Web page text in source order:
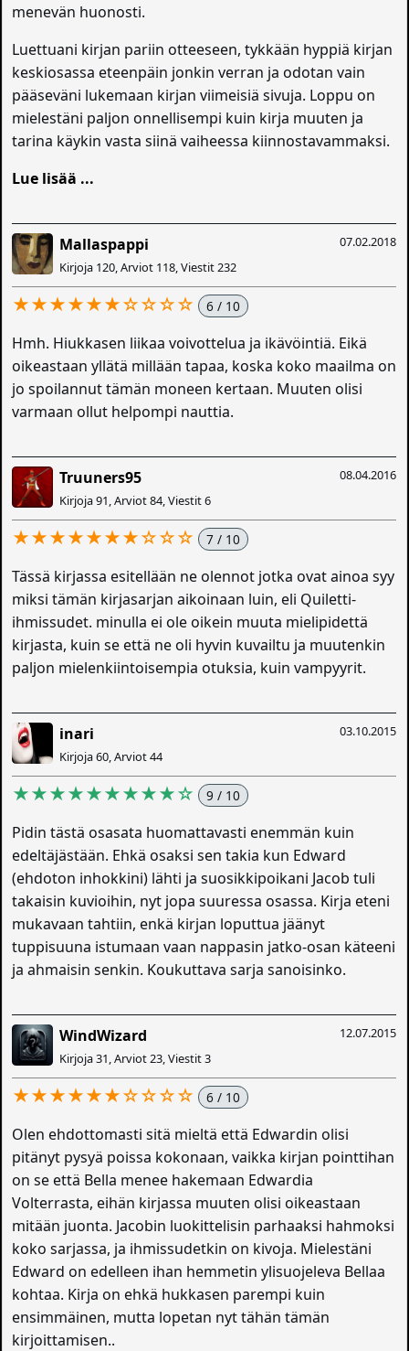
menevän huonosti.
Luettuani kirjan pariin otteeseen, tykkään hyppiä kirjan
keskiosassa eteenpäin jonkin verran ja odotan vain
pääseväni lukemaan kirjan viimeisiä sivuja. Loppu on
mielestäni paljon onnellisempi kuin kirja muuten ja
tarina käykin vasta siinä vaiheessa kiinnostavammaksi.
Lue lisää ...
07.02.2018
Mallaspappi
Kirjoja 120, Arviot 118, Viestit 232
★★★★★★☆☆☆☆ 6 / 10
Hmh. Hiukkasen liikaa voivottelua ja ikävöintiä. Eikä
oikeastaan yllätä millään tapaa, koska koko maailma on
jo spoilannut tämän moneen kertaan. Muuten olisi
varmaan ollut helpompi nauttia.
08.04.2016
Truuners95
Kirjoja 91, Arviot 84, Viestit 6
★★★★★★★☆☆☆ 7 / 10
Tässä kirjassa esitellään ne olennot jotka ovat ainoa syy
miksi tämän kirjasarjan aikoinaan luin, eli Quiletti-
ihmissudet. minulla ei ole oikein muuta mielipidettä
kirjasta, kuin se että ne oli hyvin kuvailtu ja muutenkin
paljon mielenkiintoisempia otuksia, kuin vampyyrit.
03.10.2015
inari
Kirjoja 60, Arviot 44
★★★★★★★★★☆ 9 / 10
Pidin tästä osasata huomattavasti enemmän kuin
edeltäjästään. Ehkä osaksi sen takia kun Edward
(ehdoton inhokkini) lähti ja suosikkipoikani Jacob tuli
takaisin kuvioihin, nyt jopa suuressa osassa. Kirja eteni
mukavaan tahtiin, enkä kirjan loputtua jäänyt
tuppisuuna istumaan vaan nappasin jatko-osan käteeni
ja ahmaisin senkin. Koukuttava sarja sanoisinko.
12.07.2015
WindWizard
Kirjoja 31, Arviot 23, Viestit 3
★★★★★★☆☆☆☆ 6 / 10
Olen ehdottomasti sitä mieltä että Edwardin olisi
pitänyt pysyä poissa kokonaan, vaikka kirjan pointtihan
on se että Bella menee hakemaan Edwardia
Volterrasta, eihän kirjassa muuten olisi oikeastaan
mitään juonta. Jacobin luokittelisin parhaaksi hahmoksi
koko sarjassa, ja ihmissudetkin on kivoja. Mielestäni
Edward on edelleen ihan hemmetin ylisuojeleva Bellaa
kohtaa. Kirja on ehkä hukkasen parempi kuin
ensimmäinen, mutta lopetan nyt tähän tämän
kirjoittamisen..